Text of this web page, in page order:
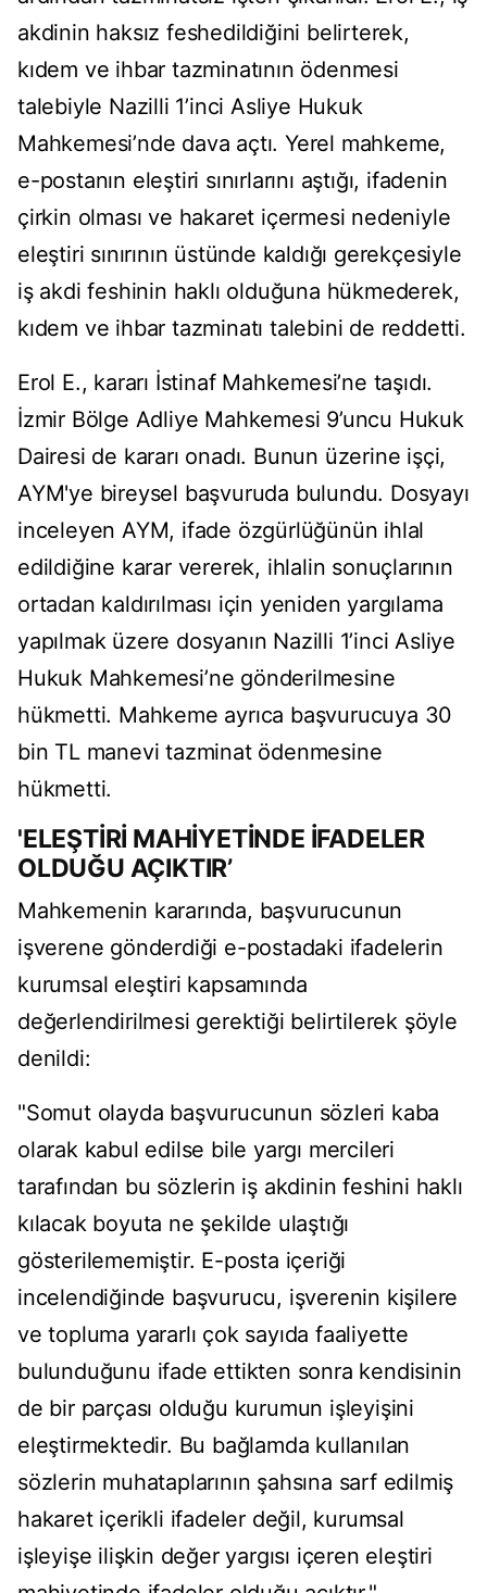
akdinin haksız feshedildiğini belirterek,
kıdem ve ihbar tazminatının ödenmesi
talebiyle Nazilli 1’inci Asliye Hukuk
Mahkemesi’nde dava açtı. Yerel mahkeme,
e-postanın eleştiri sınırlarını aştığı, ifadenin
çirkin olması ve hakaret içermesi nedeniyle
eleştiri sınırının üstünde kaldığı gerekçesiyle
iş akdi feshinin haklı olduğuna hükmederek,
kıdem ve ihbar tazminatı talebini de reddetti.
Erol E., kararı İstinaf Mahkemesi’ne taşıdı.
İzmir Bölge Adliye Mahkemesi 9’uncu Hukuk
Dairesi de kararı onadı. Bunun üzerine işçi,
AYM'ye bireysel başvuruda bulundu. Dosyayı
inceleyen AYM, ifade özgürlüğünün ihlal
edildiğine karar vererek, ihlalin sonuçlarının
ortadan kaldırılması için yeniden yargılama
yapılmak üzere dosyanın Nazilli 1’inci Asliye
Hukuk Mahkemesi’ne gönderilmesine
hükmetti. Mahkeme ayrıca başvurucuya 30
bin TL manevi tazminat ödenmesine
hükmetti.
'ELEŞTİRİ MAHİYETİNDE İFADELER
OLDUĞU AÇIKTIR’
Mahkemenin kararında, başvurucunun
işverene gönderdiği e-postadaki ifadelerin
kurumsal eleştiri kapsamında
değerlendirilmesi gerektiği belirtilerek şöyle
denildi:
"Somut olayda başvurucunun sözleri kaba
olarak kabul edilse bile yargı mercileri
tarafından bu sözlerin iş akdinin feshini haklı
kılacak boyuta ne şekilde ulaştığı
gösterilememiştir. E-posta içeriği
incelendiğinde başvurucu, işverenin kişilere
ve topluma yararlı çok sayıda faaliyette
bulunduğunu ifade ettikten sonra kendisinin
de bir parçası olduğu kurumun işleyişini
eleştirmektedir. Bu bağlamda kullanılan
sözlerin muhataplarının şahsına sarf edilmiş
hakaret içerikli ifadeler değil, kurumsal
işleyişe ilişkin değer yargısı içeren eleştiri